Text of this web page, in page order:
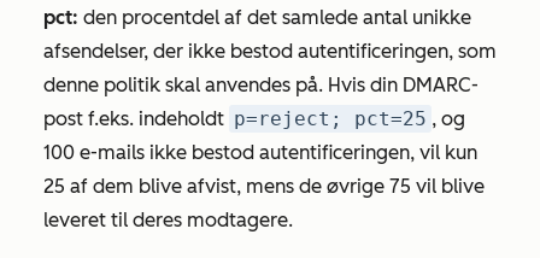
pct: den procentdel af det samlede antal unikke
afsendelser, der ikke bestod autentificeringen, som
denne politik skal anvendes på. Hvis din DMARC-
post f.eks. indeholdt p=reject; pct=25 , og
100 e-mails ikke bestod autentificeringen, vil kun
25 af dem blive afvist, mens de øvrige 75 vil blive
leveret til deres modtagere.